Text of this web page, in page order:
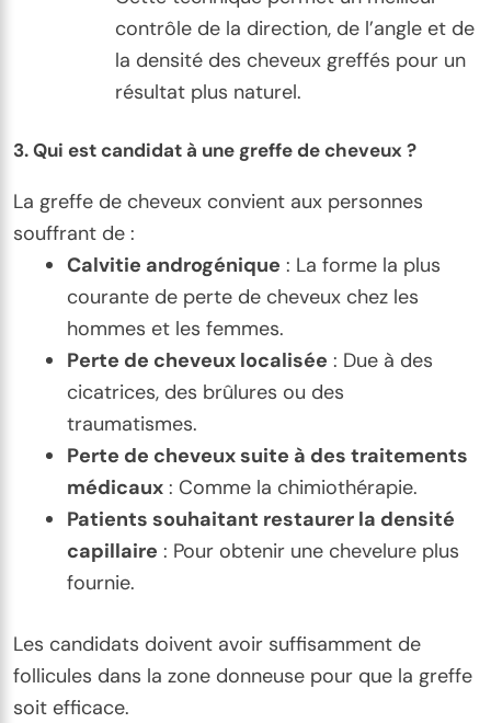
contrôle de la direction, de l’angle et de
la densité des cheveux greffés pour un
résultat plus naturel.
3.Qui est candidat à une greffe de cheveux ?
La greffe de cheveux convient aux personnes
souffrant de :
Calvitie androgénique : La forme la plus
courante de perte de cheveux chez les
hommes et les femmes.
Perte de cheveux localisée : Due à des
cicatrices, des brûlures ou des
traumatismes.
Perte de cheveux suite à des traitements
médicaux : Comme la chimiothérapie.
Patients souhaitant restaurer la densité
capillaire : Pour obtenir une chevelure plus
fournie.
Les candidats doivent avoir suffisamment de
follicules dans la zone donneuse pour que la greffe
soit efficace.